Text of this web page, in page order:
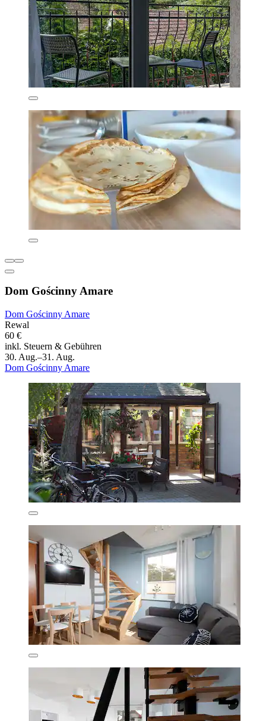
Dom Gościnny Amare
Dom Gościnny Amare
Rewal
60 €
inkl. Steuern & Gebühren
30. Aug.–31. Aug.
Dom Gościnny Amare